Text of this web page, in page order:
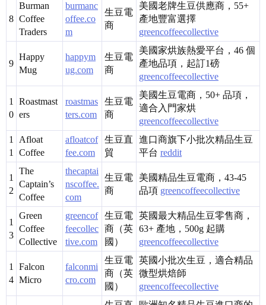
8
Burman
Coffee
Traders
burmanc
offee.co
m
生豆電
商
美國老牌生豆供應商，55+
產地豐富選擇
greencoffeecollective
9
Happy
Mug
happym
ug.com
生豆電
商
美國家烘族熱愛平台，46 個
產地品項，起訂1磅
greencoffeecollective
1
0
Roastmast
ers
roastmas
ters.com
生豆電
商
美國生豆電商，50+ 品項，
適合入門家烘
greencoffeecollective
1
1
Afloat
Coffee
afloatcof
fee.com
生豆直
貿
進口商旗下小批次精品生豆
平台 reddit
1
2
The
Captain’s
Coffee
thecaptai
nscoffee.
com
生豆電
商
美國精品生豆電商，43-45
品項 greencoffeecollective
1
3
Green
Coffee
Collective
greencof
feecollec
tive.com
生豆電
商（英
國）
英國最大精品生豆零售商，
63+ 產地，500g 起購
greencoffeecollective
1
4
Falcon
Micro
falconmi
cro.com
生豆電
商（英
國）
英國小批次生豆，適合精品
微型烘焙師
greencoffeecollective